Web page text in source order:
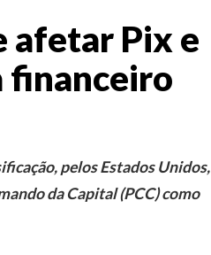
afetar Pix e
financeiro
pelos Estados Unidos,
da Capital (PCC) como